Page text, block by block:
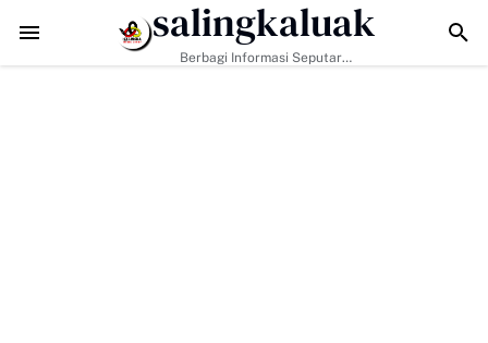
di Buluh Kasok Mulai Terbuka, Harapan Baru bagi Akses Ekonomi
salingkaluak
Berbagi Informasi Seputar